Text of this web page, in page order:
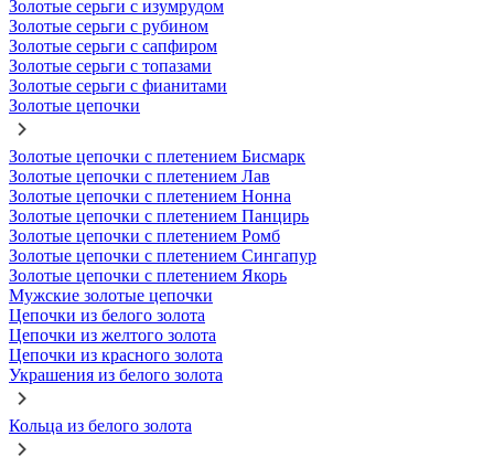
Золотые серьги с изумрудом
Золотые серьги с рубином
Золотые серьги с сапфиром
Золотые серьги с топазами
Золотые серьги с фианитами
Золотые цепочки
Золотые цепочки с плетением Бисмарк
Золотые цепочки с плетением Лав
Золотые цепочки с плетением Нонна
Золотые цепочки с плетением Панцирь
Золотые цепочки с плетением Ромб
Золотые цепочки с плетением Сингапур
Золотые цепочки с плетением Якорь
Мужские золотые цепочки
Цепочки из белого золота
Цепочки из желтого золота
Цепочки из красного золота
Украшения из белого золота
Кольца из белого золота